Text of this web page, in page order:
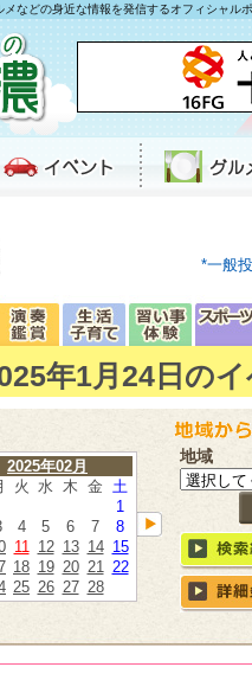
などの身近な情報を発信するオフィシャル
*一般
年1月24日の
2025年02月
火 水 木 金 土
1
4 5 6 7
8
11 12 13 14 15
18 19 20 21 22
25 26 27 28
地域